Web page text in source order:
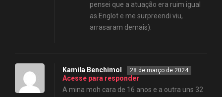
pensei que a atuação era ruim igual
as Englot e me surpreendi viu,
arrasaram demais).
Kamila Benchimol 28 de março de 2024
Acesse para responder
A mina moh cara de 16 anos e a outra uns 32